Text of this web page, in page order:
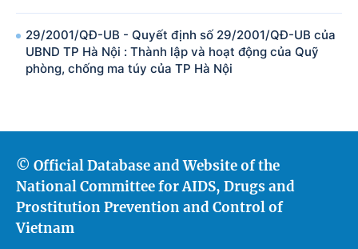
29/2001/QĐ-UB - Quyết định số 29/2001/QĐ-UB của
UBND TP Hà Nội : Thành lập và hoạt động của Quỹ
phòng, chống ma túy của TP Hà Nội
© Official Database and Website of the
National Committee for AIDS, Drugs and
Prostitution Prevention and Control of
Vietnam